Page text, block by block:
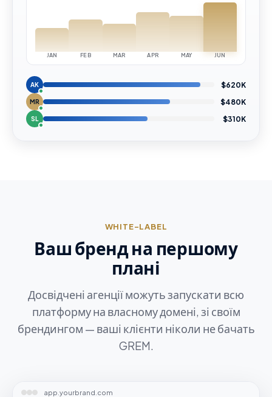
JAN FEB MAR APR MAY JUN
AK $620K
MR $480K
SL $310K
WHITE-LABEL
Ваш бренд на першому
плані
Досвідчені агенції можуть запускати всю
платформу на власному домені, зі своїм
брендингом — ваші клієнти ніколи не бачать
GREM.
app.yourbrand.com